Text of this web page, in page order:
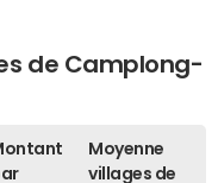
de Camplong-
Moyenne
villages de